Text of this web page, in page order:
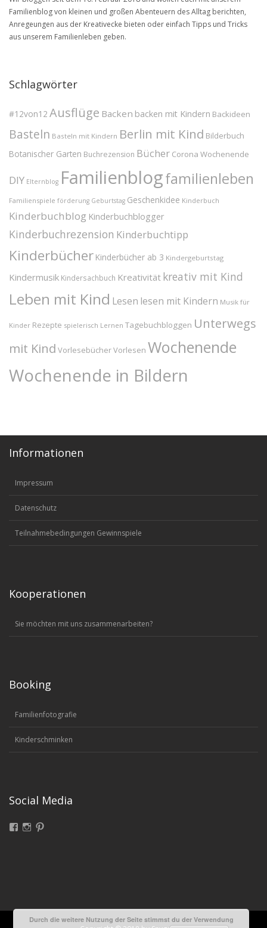
Familienblog von kleinen und großen Abenteuern des Alltag berichten,
Anregeungen aus der Kreativecke bieten oder einfach Tipps und Tricks
aus unserem Familienleben geben.
Schlagwörter
#12von12 Ausflüge Backen backen mit Kindern Backideen
Basteln Basteln mit Kindern Berlin mit Kind Bilderbuch
Botanischer Garten Buchrezension Bücher Corona Wochenende
DIY Elternblog Familienblogfamilienleben
Familienspiele förderung Geburtstag Geschenkidee Kinderbuch
Kinderbuchblog Kinderbuchblogger
Kinderbuchrezension Kinderbuchtipp
Kinderbücher Kinderbücher ab 3 Kindergeburtstag
Kindermusik Kindersachbuch Kreativität kreativ mit Kind
Leben mit Kind Lesen lesen mit Kindern Musik für
Kinder Rezepte spielerisch Lernen Tagebuchbloggen Unterwegs
mit Kind VorlesebücherVorlesen Wochenende
Wochenende in Bildern
Informationen
Impressum
Datenschutz
Teilnahmebedingungen Gewinnspiele
Kooperationen
Sie möchten mit uns zusammenarbeiten?
Booking
Familienfotografie
Kinderschminken
Social Media
FacebookInstagram
Durch die weitere Nutzung der Seite stimmst du der Verwendung